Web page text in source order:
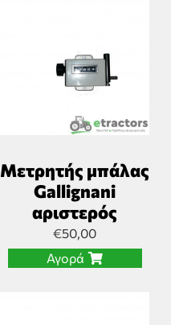
Μετρητής μπάλας
Gallignani
αριστερός
€50,00
Αγορά